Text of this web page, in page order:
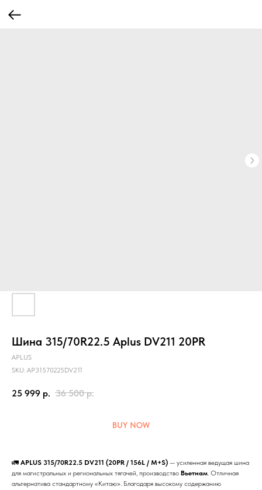
Шина 315/70R22.5 Aplus DV211 20PR
APLUS
SKU: AP31570225DV211
25 999 р. 36 500 р.
BUY NOW
🚛 APLUS 315/70R22.5 DV211 (20PR / 156L / M+S) — усиленная ведущая шина
для магистральных и региональных тягачей, производство Вьетнам. Отличная
альтернатива стандартному «Китаю». Благодаря высокому содержанию